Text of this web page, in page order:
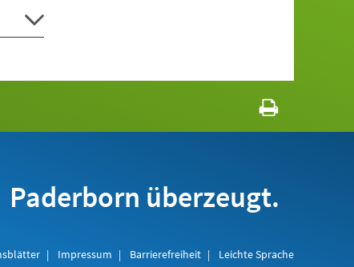
Paderborn überzeugt.
Impressum Barrierefreiheit Leichte Sprache